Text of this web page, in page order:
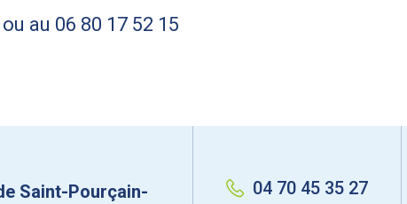
au 06 80 17 52 15
Saint-Pourçain-
04 70 45 35 27